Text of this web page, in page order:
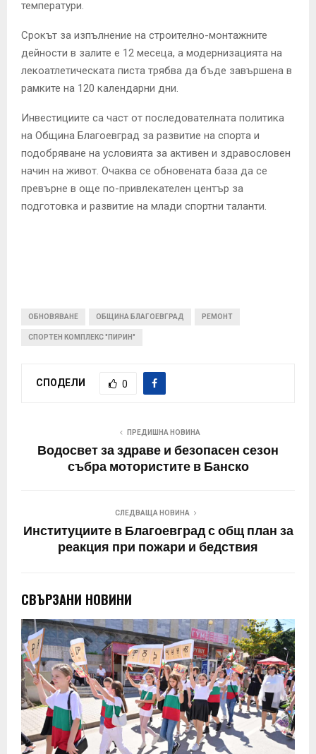
температури.
Срокът за изпълнение на строително-монтажните
дейности в залите е 12 месеца, а модернизацията на
лекоатлетическата писта трябва да бъде завършена в
рамките на 120 календарни дни.
Инвестициите са част от последователната политика
на Община Благоевград за развитие на спорта и
подобряване на условията за активен и здравословен
начин на живот. Очаква се обновената база да се
превърне в още по-привлекателен център за
подготовка и развитие на млади спортни таланти.
ОБНОВЯВАНЕ ОБЩИНА БЛАГОЕВГРАД РЕМОНТ
СПОРТЕН КОМПЛЕКС "ПИРИН"
СПОДЕЛИ 0
ПРЕДИШНА НОВИНА
Водосвет за здраве и безопасен сезон
събра мотористите в Банско
СЛЕДВАЩА НОВИНА
Институциите в Благоевград с общ план за
реакция при пожари и бедствия
СВЪРЗАНИ НОВИНИ